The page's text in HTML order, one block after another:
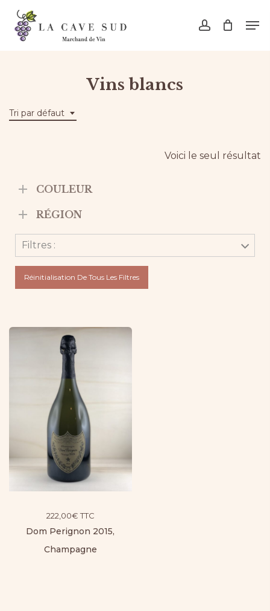
Skip
main
account
Vins blancs
Tri par défaut
Voici le seul résultat
COULEUR
RÉGION
Filtres :
Réinitialisation De Tous Les Filtres
222,00€ TTC
Dom Perignon 2015,
Champagne